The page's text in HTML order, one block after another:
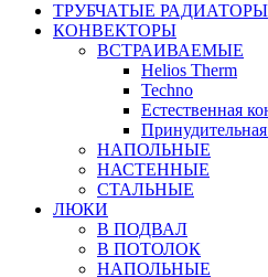
ТРУБЧАТЫЕ РАДИАТОРЫ
КОНВЕКТОРЫ
ВСТРАИВАЕМЫЕ
Helios Therm
Techno
Естественная
НАПОЛЬНЫЕ
НАСТЕННЫЕ
СТАЛЬНЫЕ
ЛЮКИ
В ПОДВАЛ
В ПОТОЛОК
НАПОЛЬНЫЕ